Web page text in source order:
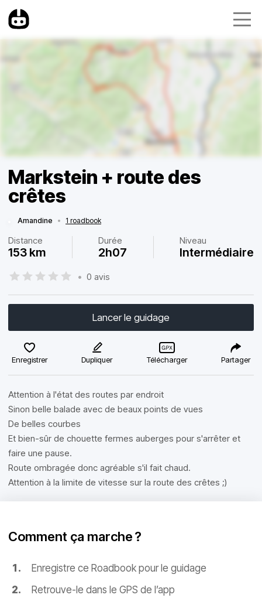
Markstein + route des
crêtes
Amandine • 1 roadbook
Distance
153 km
Durée
2h07
Niveau
Intermédiaire
• 0 avis
Lancer le guidage
Enregistrer Dupliquer Télécharger Partager
Attention à l'état des routes par endroit
Sinon belle balade avec de beaux points de vues
De belles courbes
Et bien-sûr de chouette fermes auberges pour s'arrêter et
faire une pause.
Route ombragée donc agréable s'il fait chaud.
Attention à la limite de vitesse sur la route des crêtes ;)
Comment ça marche ?
Enregistre ce Roadbook pour le guidage
Retrouve-le dans le GPS de l’app